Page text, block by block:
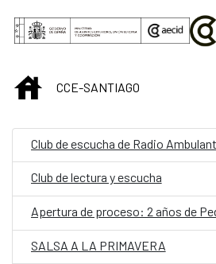
Saltar al contenido principal
INICIOCCE-SANTIAGO
Club de escucha de Radio
Club de lectura y escucha
SALSA A LA PRIMAVERA